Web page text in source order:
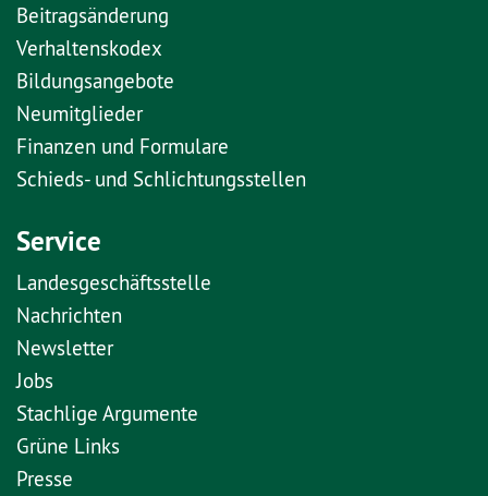
Beitragsänderung
Verhaltenskodex
Bildungsangebote
Neumitglieder
Finanzen und Formulare
Schieds- und Schlichtungsstellen
Service
Landesgeschäftsstelle
Nachrichten
Newsletter
Jobs
Stachlige Argumente
Grüne Links
Presse